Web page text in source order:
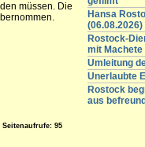
Hansa
(06.08.2026)
Rostock-
mit
Umleitung
Unerlaubte
Rostock
aus
müssen. Die
95